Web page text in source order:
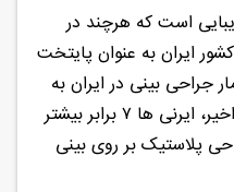
است که هرچند در
ایران به عنوان پایتخت
جراحی بینی در ایران به
قدری بالاست، که طبق گزارشات اخیر، ایرنی ها ۷ برابر بیشتر
پلاستیک بر روی بینی